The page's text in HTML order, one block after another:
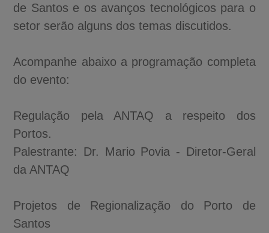
de Santos e os avanços tecnológicos para o
setor serão alguns dos temas discutidos.
Acompanhe abaixo a programação completa
do evento:
Regulação pela ANTAQ a respeito dos
Portos.
Palestrante: Dr. Mario Povia - Diretor-Geral
da ANTAQ
Projetos de Regionalização do Porto de
Santos